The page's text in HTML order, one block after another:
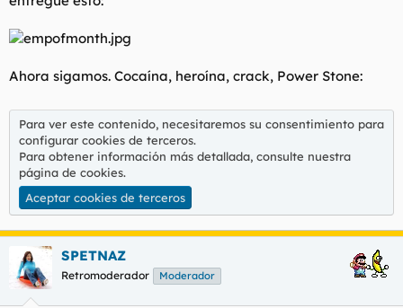
Ahora sigamos. Cocaína, heroína, crack, Power Stone:
Para ver este contenido, necesitaremos su consentimiento para
configurar cookies de terceros.
Para obtener información más detallada, consulte nuestra
página de cookies.
Aceptar cookies de terceros
SPETNAZ
Retromoderador Moderador